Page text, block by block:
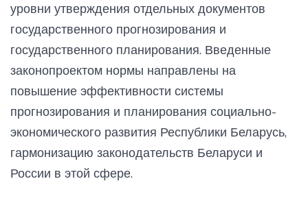
уровни утверждения отдельных документов
государственного прогнозирования и
государственного планирования. Введенные
законопроектом нормы направлены на
повышение эффективности системы
прогнозирования и планирования социально-
экономического развития Республики Беларусь,
гармонизацию законодательств Беларуси и
России в этой сфере.